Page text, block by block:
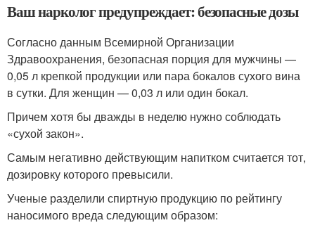
Ваш нарколог предупреждает: безопасные дозы
Согласно данным Всемирной Организации
Здравоохранения, безопасная порция для мужчины —
0,05 л крепкой продукции или пара бокалов сухого вина
в сутки. Для женщин — 0,03 л или один бокал.
Причем хотя бы дважды в неделю нужно соблюдать
«сухой закон».
Самым негативно действующим напитком считается тот,
дозировку которого превысили.
Ученые разделили спиртную продукцию по рейтингу
наносимого вреда следующим образом: